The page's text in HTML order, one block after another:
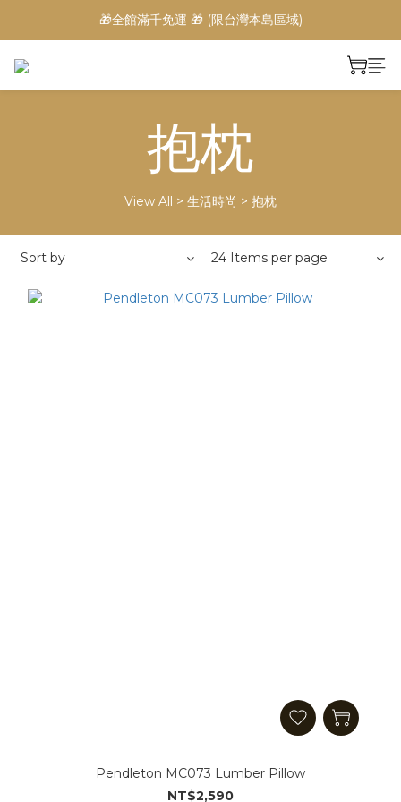
🎁全館滿千免運 🎁 (限台灣本島區域)
抱枕
View All > 生活時尚 > 抱枕
Sort by 24 Items per page
Pendleton MC073 Lumber Pillow
NT$2,590